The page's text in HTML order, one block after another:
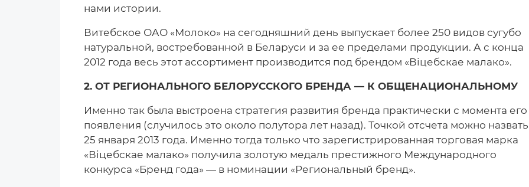
нами истории.
Витебское ОАО «Молоко» на сегодняшний день выпускает более 250 видов сугубо
натуральной, востребованной в Беларуси и за ее пределами продукции. А с конца
2012 года весь этот ассортимент производится под брендом «Віцебскае малако».
2. ОТ РЕГИОНАЛЬНОГО БЕЛОРУССКОГО БРЕНДА — К ОБЩЕНАЦИОНАЛЬНОМУ
Именно так была выстроена стратегия развития бренда практически с момента его
появления (случилось это около полутора лет назад). Точкой отсчета можно назвать
25 января 2013 года. Именно тогда только что зарегистрированная торговая марка
«Віцебскае малако» получила золотую медаль престижного Международного
конкурса «Бренд года» — в номинации «Региональный бренд».